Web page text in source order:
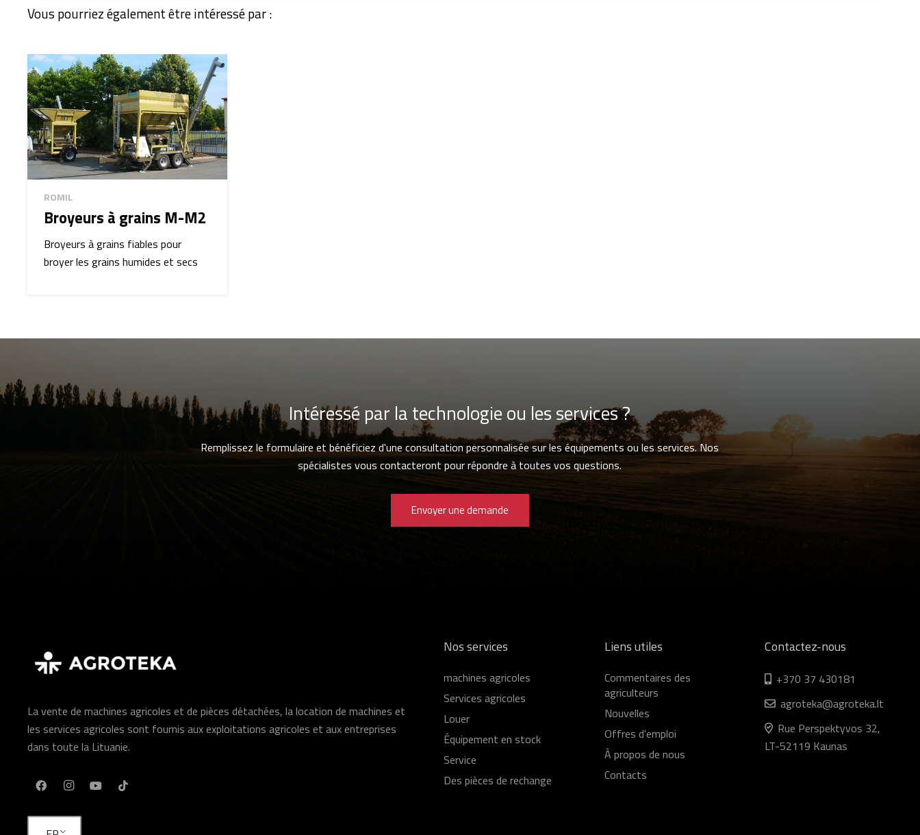
Vous pourriez également être intéressé par :
ROMIL
Broyeurs à grains M-M2
Broyeurs à grains fiables pour
broyer les grains humides et secs
Intéressé par la technologie ou les services ?
Remplissez le formulaire et bénéficiez d'une consultation personnalisée sur les équipements ou les services. Nos
spécialistes vous contacteront pour répondre à toutes vos questions.
Envoyer une demande
La vente de machines agricoles et de pièces détachées, la location de machines et
les services agricoles sont fournis aux exploitations agricoles et aux entreprises
dans toute la Lituanie.
Nos services
machines agricoles
Services agricoles
Louer
Équipement en stock
Service
Des pièces de rechange
Liens utiles
Commentaires des
agriculteurs
Nouvelles
Offres d'emploi
À propos de nous
Contacts
Contactez-nous
+370 37 430181
agroteka@agroteka.lt
Rue Perspektyvos 32,
LT-52119 Kaunas